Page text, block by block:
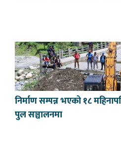
निर्माण सम्पन्न भएको १८
पुल सञ्चालनमा